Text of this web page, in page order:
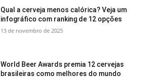
Qual a cerveja menos calórica? Veja um
infográfico com ranking de 12 opções
13 de novembro de 2025
World Beer Awards premia 12 cervejas
brasileiras como melhores do mundo